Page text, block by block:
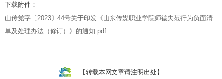
下载附件：
山传党字〔2023〕44号关于印发《山东传媒职业学院师德失范行为负面清
单及处理办法（修订）》的通知.pdf
【转载本网文章请注明出处】